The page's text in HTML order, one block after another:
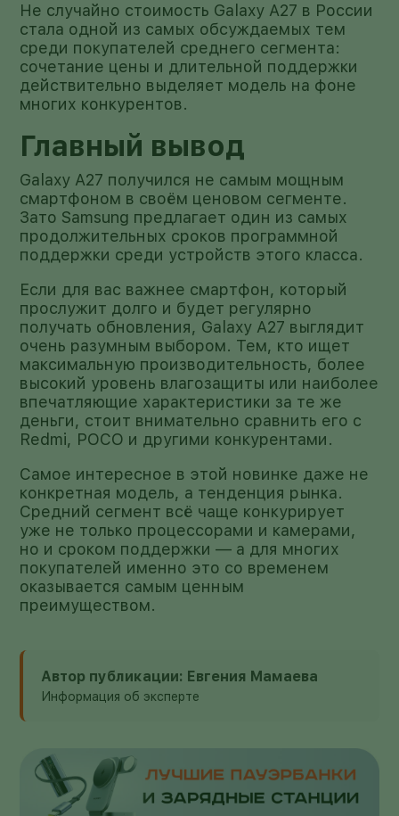
Не случайно стоимость Galaxy A27 в России
стала одной из самых обсуждаемых тем
среди покупателей среднего сегмента:
сочетание цены и длительной поддержки
действительно выделяет модель на фоне
многих конкурентов.
Главный вывод
Galaxy A27 получился не самым мощным
смартфоном в своём ценовом сегменте.
Зато Samsung предлагает один из самых
продолжительных сроков программной
поддержки среди устройств этого класса.
Если для вас важнее смартфон, который
прослужит долго и будет регулярно
получать обновления, Galaxy A27 выглядит
очень разумным выбором. Тем, кто ищет
максимальную производительность, более
высокий уровень влагозащиты или наиболее
впечатляющие характеристики за те же
деньги, стоит внимательно сравнить его с
Redmi, POCO и другими конкурентами.
Самое интересное в этой новинке даже не
конкретная модель, а тенденция рынка.
Средний сегмент всё чаще конкурирует
уже не только процессорами и камерами,
но и сроком поддержки — а для многих
покупателей именно это со временем
оказывается самым ценным
преимуществом.
Автор публикации: Евгения Мамаева
Информация об эксперте